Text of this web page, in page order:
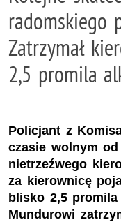
radomskiego
Zatrzymał
2,5 promila
Policjant z
czasie wolnym od
nietrzeźwego
za kierownicę
blisko 2,5
Mundurowi